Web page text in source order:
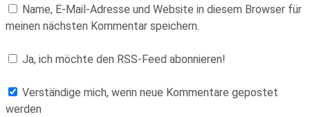
Name, E-Mail-Adresse und Website in diesem Browser für
meinen nächsten Kommentar speichern.
Ja, ich möchte den RSS-Feed abonnieren!
Verständige mich, wenn neue Kommentare gepostet
werden